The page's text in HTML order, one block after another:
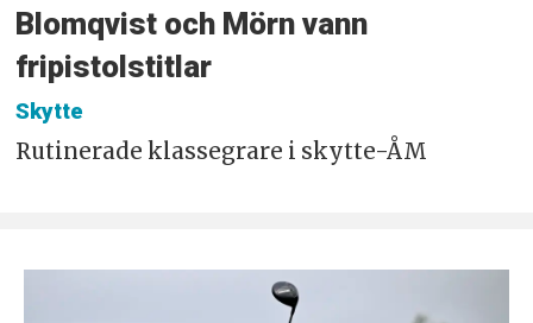
Blomqvist och Mörn vann
fripistolstitlar
Skytte
Rutinerade klassegrare i skytte-ÅM